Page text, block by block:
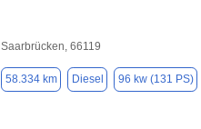
Saarbrücken, 66119
58.334 km Diesel 96 kw (131 PS)